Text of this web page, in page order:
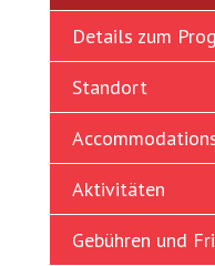
Details zum
Standort
Aktivitäten
Gebühren und